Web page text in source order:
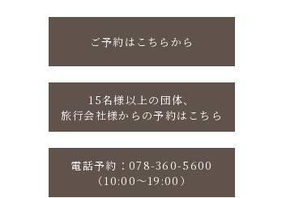
ご予約はこちらから
15名様以上の団体、
旅行会社様からの予約はこちら
電話予約：078-360-5600
（10:00〜19:00）